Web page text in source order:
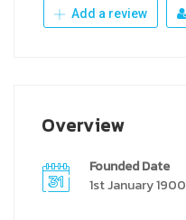
Add a review
Overview
Founded Date
1st January 1900